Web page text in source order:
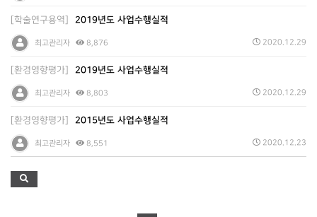
[학술연구용역] 2019년도 사업수행실적
최고관리자 8,876 2020.12.29
[환경영향평가] 2019년도 사업수행실적
최고관리자 8,803 2020.12.29
[환경영향평가] 2015년도 사업수행실적
최고관리자 8,551 2020.12.23